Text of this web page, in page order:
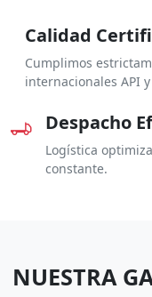
Calidad
Cumplimos
internacionales API y
Despacho
Logística
constante.
NUESTRA